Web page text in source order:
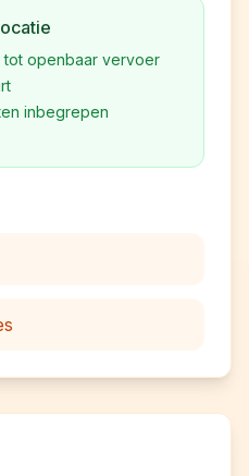
tot openbaar vervoer
inbegrepen